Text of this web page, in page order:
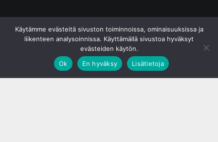
Käytämme evästeitä sivuston toiminnoissa, ominaisuuksissa ja
liikenteen analysoinnissa. Käyttämällä sivustoa hyväksyt
evästeiden käytön.
Ok
En hyväksy Lisätietoja